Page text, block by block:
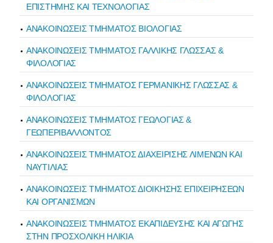
ΕΠΙΣΤΗΜΗΣ ΚΑΙ ΤΕΧΝΟΛΟΓΙΑΣ
ΑΝΑΚΟΙΝΩΣΕΙΣ ΤΜΗΜΑΤΟΣ ΒΙΟΛΟΓΙΑΣ
ΑΝΑΚΟΙΝΩΣΕΙΣ ΤΜΗΜΑΤΟΣ ΓΑΛΛΙΚΗΣ ΓΛΩΣΣΑΣ &
ΦΙΛΟΛΟΓΙΑΣ
ΑΝΑΚΟΙΝΩΣΕΙΣ ΤΜΗΜΑΤΟΣ ΓΕΡΜΑΝΙΚΗΣ ΓΛΩΣΣΑΣ &
ΦΙΛΟΛΟΓΙΑΣ
ΑΝΑΚΟΙΝΩΣΕΙΣ ΤΜΗΜΑΤΟΣ ΓΕΩΛΟΓΙΑΣ &
ΓΕΩΠΕΡΙΒΑΛΛΟΝΤΟΣ
ΑΝΑΚΟΙΝΩΣΕΙΣ ΤΜΗΜΑΤΟΣ ΔΙΑΧΕΙΡΙΣΗΣ ΛΙΜΕΝΩΝ ΚΑΙ
ΝΑΥΤΙΛΙΑΣ
ΑΝΑΚΟΙΝΩΣΕΙΣ ΤΜΗΜΑΤΟΣ ΔΙΟΙΚΗΣΗΣ ΕΠΙΧΕΙΡΗΣΕΩΝ
ΚΑΙ ΟΡΓΑΝΙΣΜΩΝ
ΑΝΑΚΟΙΝΩΣΕΙΣ ΤΜΗΜΑΤΟΣ ΕΚΑΠΙΔΕΥΣΗΣ ΚΑΙ ΑΓΩΓΗΣ
ΣΤΗΝ ΠΡΟΣΧΟΛΙΚΗ ΗΛΙΚΙΑ